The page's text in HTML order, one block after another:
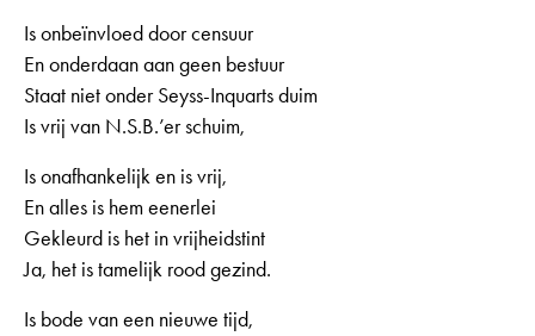
Is onbeïnvloed door censuur
En onderdaan aan geen bestuur
Staat niet onder Seyss-Inquarts duim
Is vrij van N.S.B.’er schuim,
Is onafhankelijk en is vrij,
En alles is hem eenerlei
Gekleurd is het in vrijheidstint
Ja, het is tamelijk rood gezind.
Is bode van een nieuwe tijd,